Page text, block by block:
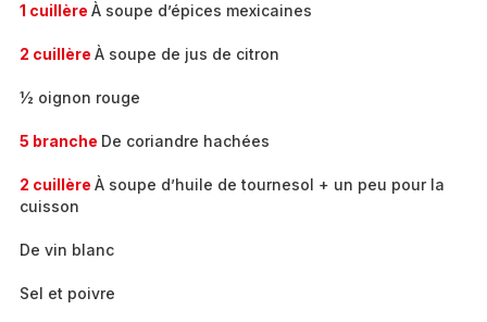
1 cuillère À soupe d’épices mexicaines
2 cuillère À soupe de jus de citron
½ oignon rouge
5 branche De coriandre hachées
2 cuillère À soupe d’huile de tournesol + un peu pour la
cuisson
De vin blanc
Sel et poivre